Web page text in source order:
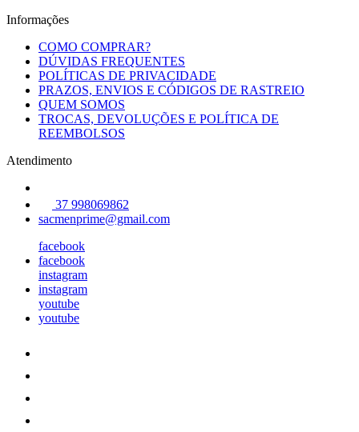
Informações
COMO COMPRAR?
DÚVIDAS FREQUENTES
POLÍTICAS DE PRIVACIDADE
PRAZOS, ENVIOS E CÓDIGOS DE RASTREIO
QUEM SOMOS
TROCAS, DEVOLUÇÕES E POLÍTICA DE
REEMBOLSOS
Atendimento
37 998069862
sacmenprime@gmail.com
facebook
facebook
instagram
instagram
youtube
youtube